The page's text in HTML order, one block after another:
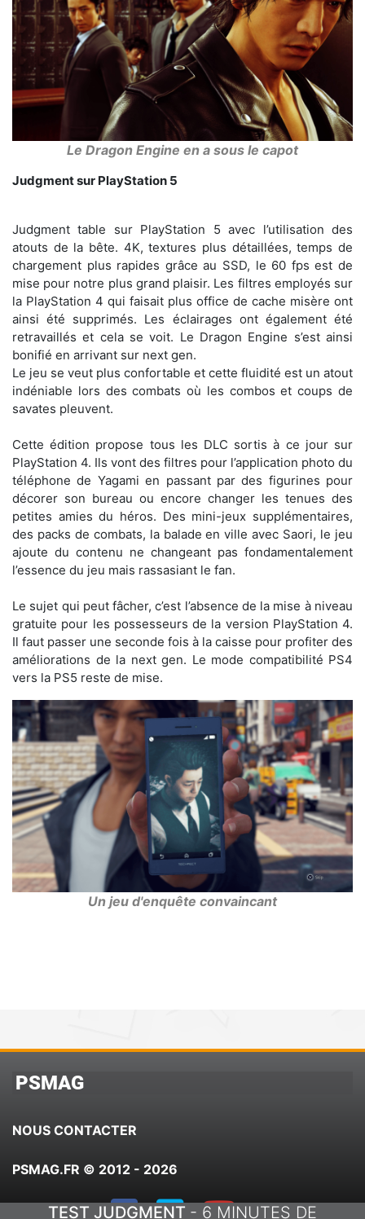
Le Dragon Engine en a sous le capot
Judgment sur PlayStation 5
Judgment table sur PlayStation 5 avec l’utilisation des
atouts de la bête. 4K, textures plus détaillées, temps de
chargement plus rapides grâce au SSD, le 60 fps est de
mise pour notre plus grand plaisir. Les filtres employés sur
la PlayStation 4 qui faisait plus office de cache misère ont
ainsi été supprimés. Les éclairages ont également été
retravaillés et cela se voit. Le Dragon Engine s’est ainsi
bonifié en arrivant sur next gen.
Le jeu se veut plus confortable et cette fluidité est un atout
indéniable lors des combats où les combos et coups de
savates pleuvent.
Cette édition propose tous les DLC sortis à ce jour sur
PlayStation 4. Ils vont des filtres pour l’application photo du
téléphone de Yagami en passant par des figurines pour
décorer son bureau ou encore changer les tenues des
petites amies du héros. Des mini-jeux supplémentaires,
des packs de combats, la balade en ville avec Saori, le jeu
ajoute du contenu ne changeant pas fondamentalement
l’essence du jeu mais rassasiant le fan.
Le sujet qui peut fâcher, c’est l’absence de la mise à niveau
gratuite pour les possesseurs de la version PlayStation 4.
Il faut passer une seconde fois à la caisse pour profiter des
améliorations de la next gen. Le mode compatibilité PS4
vers la PS5 reste de mise.
Un jeu d'enquête convaincant
TEST JUDGMENT - 6 MINUTES DE
PSMAG
NOUS CONTACTER
PSMAG.FR © 2012 - 2026